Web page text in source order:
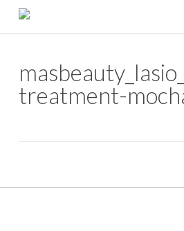
Skip
content
treatment-